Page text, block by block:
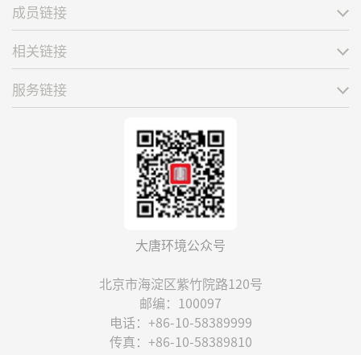
大唐环境公众号
北京市海淀区紫竹院路120号
邮编：100097
电话：+86-10-58389999
传真：+86-10-58389810
成员链接
相关链接
服务链接